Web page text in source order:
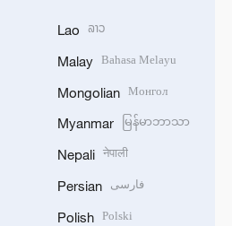
Lao ລາວ
Malay Bahasa Melayu
Mongolian Монгол
Myanmar မြန်မာဘာသာ
Nepali नेपाली
Persian فارسی
Polish Polski